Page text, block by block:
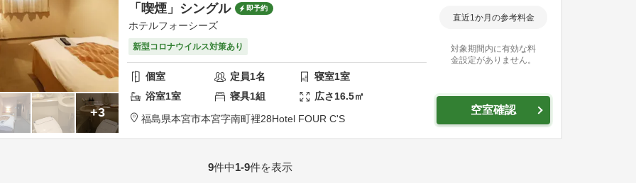
+3
「喫煙」シングル 即予約
ホテルフォーシーズ
新型コロナウイルス対策あり
個室 定員1名 寝室1室
浴室1室 寝具1組 広さ16.5㎡
福島県本宮市本宮字南町裡28Hotel FOUR C'S
直近1か月の参考料金
対象期間内に有効な料
金設定がありません。
空室確認
9件中1-9件を表示